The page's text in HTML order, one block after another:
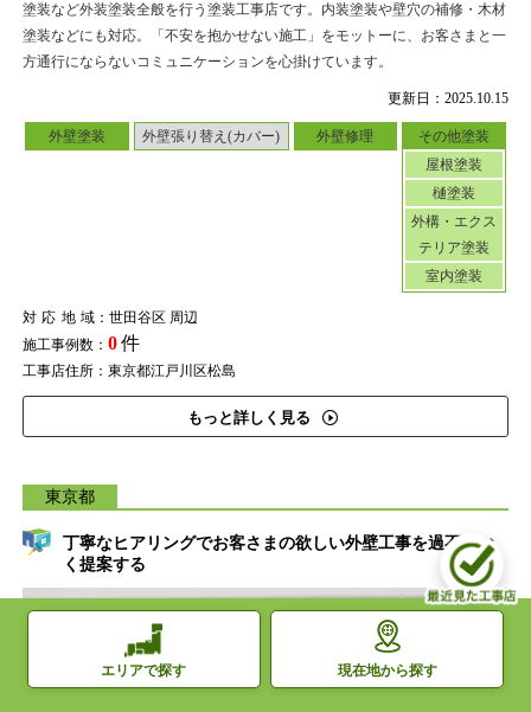
更新日：2025.10.15
外壁塗装 外壁張り替え(カバー) 外壁修理
その他塗装
屋根塗装
樋塗装
外構・エクス
テリア塗装
室内塗装
対応地域：世田谷区 周辺
施工事例数： 0件
工事店住所：東京都江戸川区松島
もっと詳しく見る
塗装など外装塗装全般を行う塗装工事店です。内装塗装や壁穴の補修・木材
塗装などにも対応。「不安を抱かせない施工」をモットーに、お客さまと一
方通行にならないコミュニケーションを心掛けています。
東京都
丁寧なヒアリングでお客さまの欲しい外壁工事を過不足な
く提案する
エリアで探す 現在地から探す